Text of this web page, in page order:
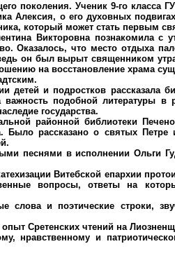
поколения. Ученик 9-го класса
Алексия, о его духовных
который может стать первым
Викторовна познакомила с
Оказалось, что место отдыха
он был вырыт священником
на восстановление храма
и подростков рассказала
подобной литературы в
государства.
районной библиотеки
Было рассказано о святых
песнями в исполнении Ольги
Витебской епархии
вопросы, ответы на
и поэтические строки,
Сретенских чтений на
нравственному и